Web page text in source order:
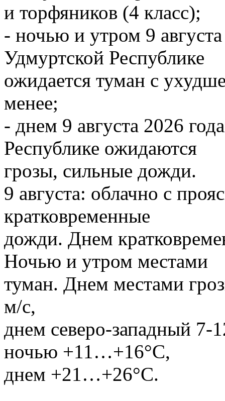
и торфяников (4 класс);
- ночью и утром 9
Удмуртской Республике
ожидается туман с
менее;
- днем 9 августа 2026
Республике ожидаются
грозы, сильные дожди.
9 августа: облачно с
кратковременные
дожди. Днем
Ночью и утром местами
туман. Днем местами
м/с,
днем северо-западный 7-
ночью +11…+16°С,
днем +21…+26°С.